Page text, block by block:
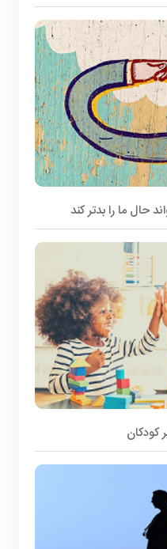
حال ما را بدتر کند
کودکان